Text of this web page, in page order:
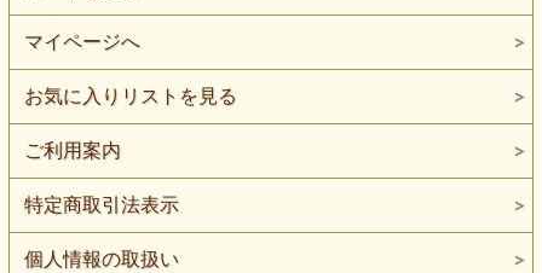
マイページへ
お気に入りリストを見る
ご利用案内
特定商取引法表示
個人情報の取扱い